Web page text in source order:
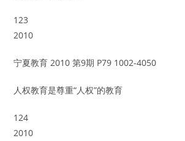
123
2010
宁夏教育 2010 第9期 P79 1002-4050
人权教育是尊重“人权”的教育
124
2010